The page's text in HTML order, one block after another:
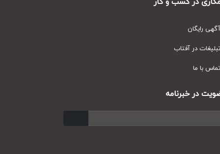
رایگان
در آفتاب
با ما
در خبرنامه